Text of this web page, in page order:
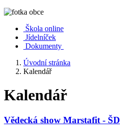
Škola online
Jídelníček
Dokumenty
Úvodní stránka
Kalendář
Kalendář
Vědecká show Marstafit - ŠD